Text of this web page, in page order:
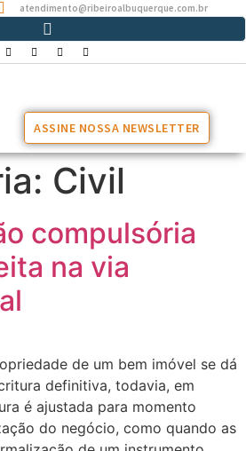
atendimento@ribeiroalbuquerque.com.br
ASSINE NOSSA NEWSLETTER
Civil
compulsória
na via
de um bem imóvel se dá
definitiva, todavia, em
é ajustada para momento
do negócio, como quando as